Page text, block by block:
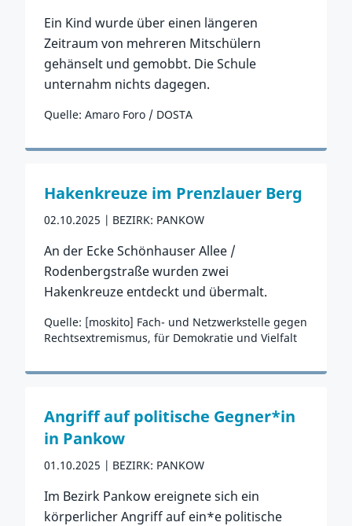
Ein Kind wurde über einen längeren
Zeitraum von mehreren Mitschülern
gehänselt und gemobbt. Die Schule
unternahm nichts dagegen.
Quelle: Amaro Foro / DOSTA
Zum Vorfall
Hakenkreuze im Prenzlauer Berg
02.10.2025 BEZIRK: PANKOW
An der Ecke Schönhauser Allee /
Rodenbergstraße wurden zwei
Hakenkreuze entdeckt und übermalt.
Quelle: [moskito] Fach- und Netzwerkstelle gegen
Rechtsextremismus, für Demokratie und Vielfalt
Zum Vorfall
Angriff auf politische Gegner*in
in Pankow
01.10.2025 BEZIRK: PANKOW
Im Bezirk Pankow ereignete sich ein
körperlicher Angriff auf ein*e politische